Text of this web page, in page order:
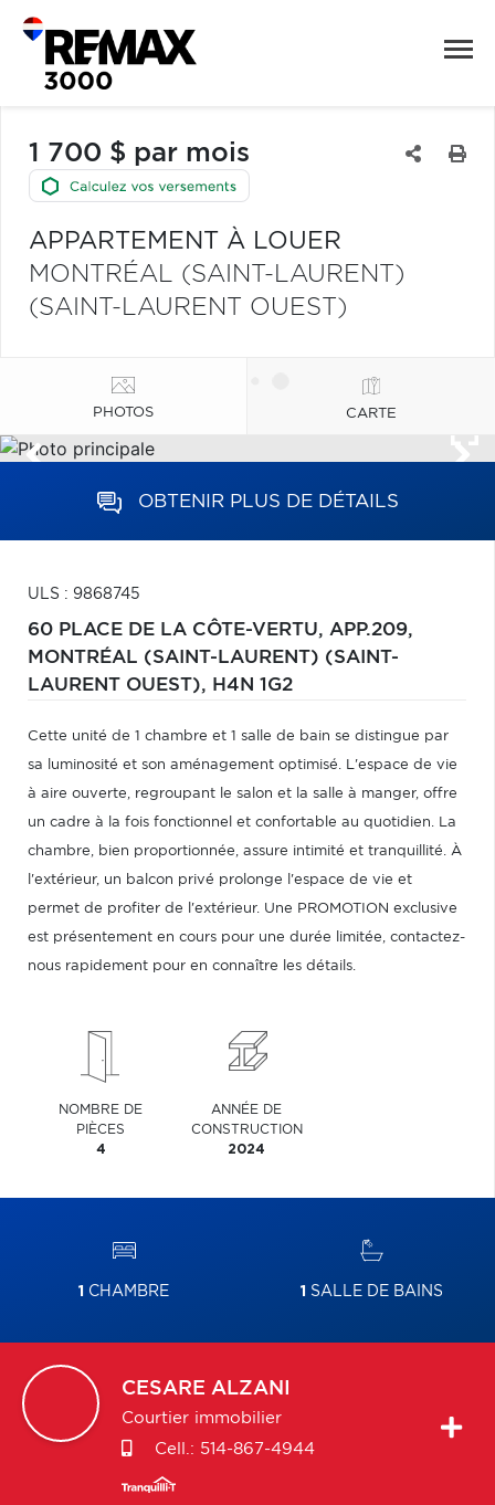
1 700 $ par mois
APPARTEMENT À LOUER
MONTRÉAL (SAINT-LAURENT)
(SAINT-LAURENT OUEST)
PHOTOS CARTE
OBTENIR PLUS DE DÉTAILS
ULS : 9868745
60 PLACE DE LA CÔTE-VERTU, APP.209,
MONTRÉAL (SAINT-LAURENT) (SAINT-
LAURENT OUEST), H4N 1G2
Cette unité de 1 chambre et 1 salle de bain se distingue par
sa luminosité et son aménagement optimisé. L'espace de vie
à aire ouverte, regroupant le salon et la salle à manger, offre
un cadre à la fois fonctionnel et confortable au quotidien. La
chambre, bien proportionnée, assure intimité et tranquillité. À
l'extérieur, un balcon privé prolonge l'espace de vie et
permet de profiter de l'extérieur. Une PROMOTION exclusive
est présentement en cours pour une durée limitée, contactez-
nous rapidement pour en connaître les détails.
NOMBRE DE
PIÈCES
4
ANNÉE DE
CONSTRUCTION
2024
1 CHAMBRE 1 SALLE DE BAINS
CESARE ALZANI
Courtier immobilier
Cell.: 514-867-4944